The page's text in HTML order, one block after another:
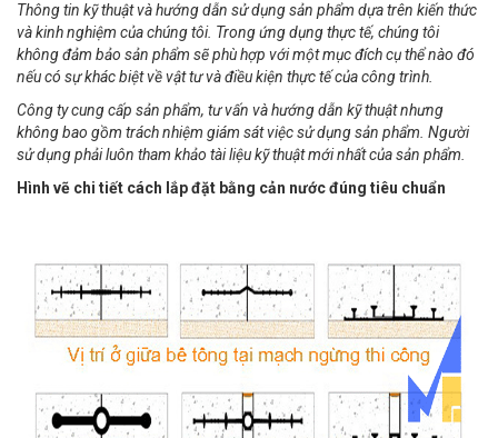
Thông tin kỹ thuật và hướng dẫn sử dụng sản phẩm dựa trên kiến thức
và kinh nghiệm của chúng tôi. Trong ứng dụng thực tế, chúng tôi
không đảm bảo sản phẩm sẽ phù hợp với một mục đích cụ thể nào đó
nếu có sự khác biệt về vật tư và điều kiện thực tế của công trình.
Công ty cung cấp sản phẩm, tư vấn và hướng dẫn kỹ thuật nhưng
không bao gồm trách nhiệm giám sát việc sử dụng sản phẩm. Người
sử dụng phải luôn tham khảo tài liệu kỹ thuật mới nhất của sản phẩm.
Hình vẽ chi tiết cách lắp đặt bằng cản nước đúng tiêu chuẩn